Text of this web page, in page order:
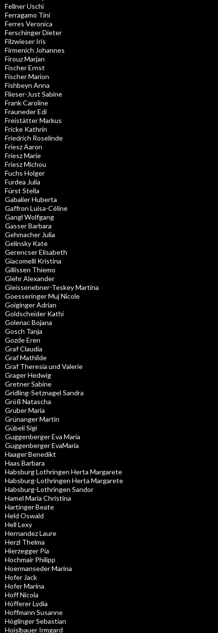
Fellner Uschi
Ferragamo Tini
Ferres Veronica
Ferschinger Dieter
Filzwieser Iris
Firmenich Johannes
Firouz Marjan
Fischer Ernst
Fischer Marion
Fishbeyn Anna
Flieser-Just Sabine
Frank Caroline
Frauneder Edi
Freistätter Markus
Fricke Kathrin
Friedrich Roselinde
Friesz Aaron
Friesz Marie
Friesz Michou
Fuchs Holger
Furdea Julia
Fürst Stella
Gabalier Huberta
Gaffron Luisa-Céline
Gangl Wolfgang
Gasser Barbara
Gehmacher Julia
Gelinsky Kate
Gerencser Elisabeth
Giacomelli Kristina
Gillissen Thiemo
Glehr Alexander
Gleissenebner-Teskey Martina
Goesseringer Muj Nicole
Goiginger Adrian
Goldscheider Kathi
Golenac Bojana
Gosch Tanja
Gozde Eren
Graf Claudia
Graf Mathilde
Graf Theresia und Valerie
Grager Hedwig
Gretner Sabine
Gridling-Setznagel Sandra
Größ Natascha
Gruber Maria
Grünanger Martin
Gübeli Sigi
Guggenberger Eva Maria
Guggenberger EvaMaria
Haager Benedikt
Haas Barbara
Habsburg Lothringen Herta Margarete
Habsburg-Lothringen Herta Margarete
Habsburg-Lothringen Sandor
Hamel Maria Christina
Hartinger Beate
Held Oswald
Hell Lexy
Hernandez Laure
Herzl Thelma
Hierzegger Pia
Hochmair Philipp
Hoermanseder Marina
Hofer Jack
Hofer Marina
Hoff Nicola
Höfferer Lydia
Hoffmann Susanne
Höglinger Sebastian
Hoislbauer Irmgard